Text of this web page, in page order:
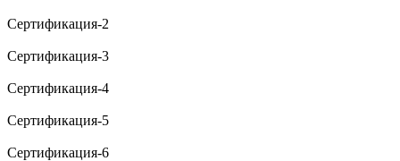
Сертификация-2
Сертификация-3
Сертификация-4
Сертификация-5
Сертификация-6